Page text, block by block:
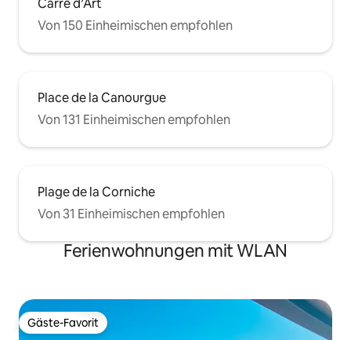
Carré d’Art
Von 150 Einheimischen empfohlen
Place de la Canourgue
Von 131 Einheimischen empfohlen
Plage de la Corniche
Von 31 Einheimischen empfohlen
Ferienwohnungen mit WLAN
Gäste-Favorit
Gäste-Favorit